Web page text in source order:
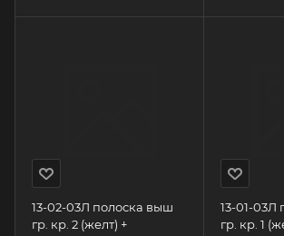
13-02-03Л полоска выш
гр. кр. 2 (желт) +
13-01-03Л
гр. кр. 1